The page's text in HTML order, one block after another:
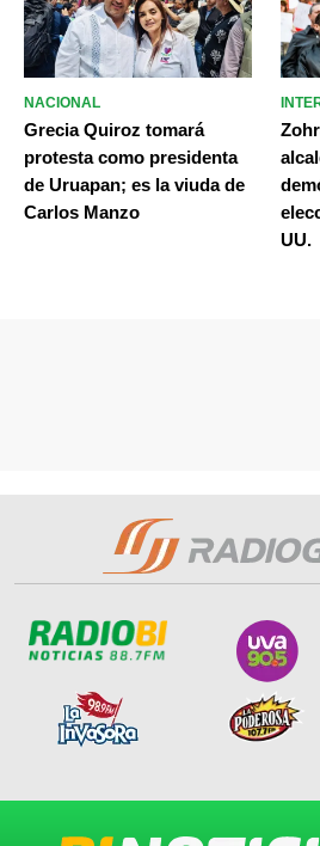
NACIONAL
Grecia Quiroz tomará
protesta como presidenta
de Uruapan; es la viuda de
Carlos Manzo
UU.